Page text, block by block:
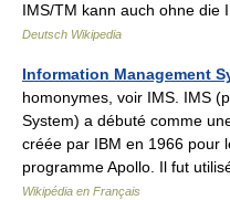
IMS/TM kann auch ohne
Deutsch Wikipedia
Information Management
homonymes, voir IMS. IMS
System) a débuté comme
créée par IBM en 1966 pour
programme Apollo. Il fut
Wikipédia en Français